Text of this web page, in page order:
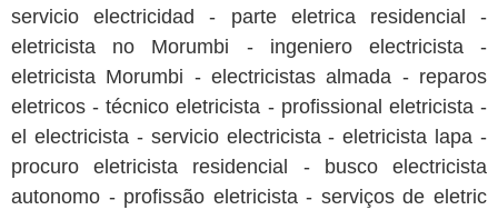
servicio electricidad - parte eletrica residencial -
eletricista no Morumbi - ingeniero electricista -
eletricista Morumbi - electricistas almada - reparos
eletricos - técnico eletricista - profissional eletricista -
el electricista - servicio electricista - eletricista lapa -
procuro eletricista residencial - busco electricista
autonomo - profissão eletricista - serviços de eletric